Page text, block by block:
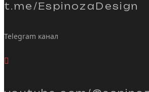
t.me/EspinozaDesign
Telegram канал